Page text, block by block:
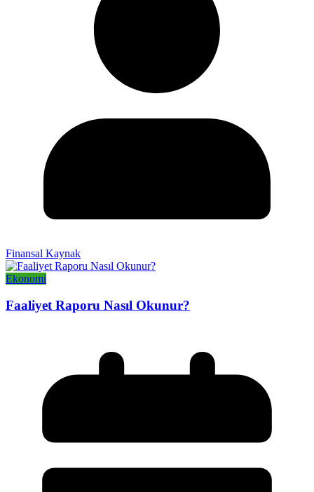
Finansal Kaynak
Ekonomi
Faaliyet Raporu Nasıl Okunur?